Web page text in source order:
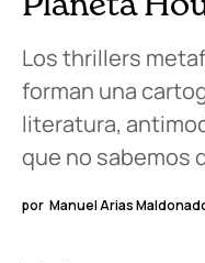
Los thrillers
forman una
literatura,
que no sabemos
por Manuel Arias